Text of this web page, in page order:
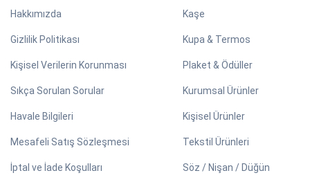
Hakkımızda
Gizlilik Politikası
Kişisel Verilerin Korunması
Sıkça Sorulan Sorular
Havale Bilgileri
Mesafeli Satış Sözleşmesi
İptal ve İade Koşulları
Kaşe
Kupa & Termos
Plaket & Ödüller
Kurumsal Ürünler
Kişisel Ürünler
Tekstil Ürünleri
Söz / Nişan / Düğün